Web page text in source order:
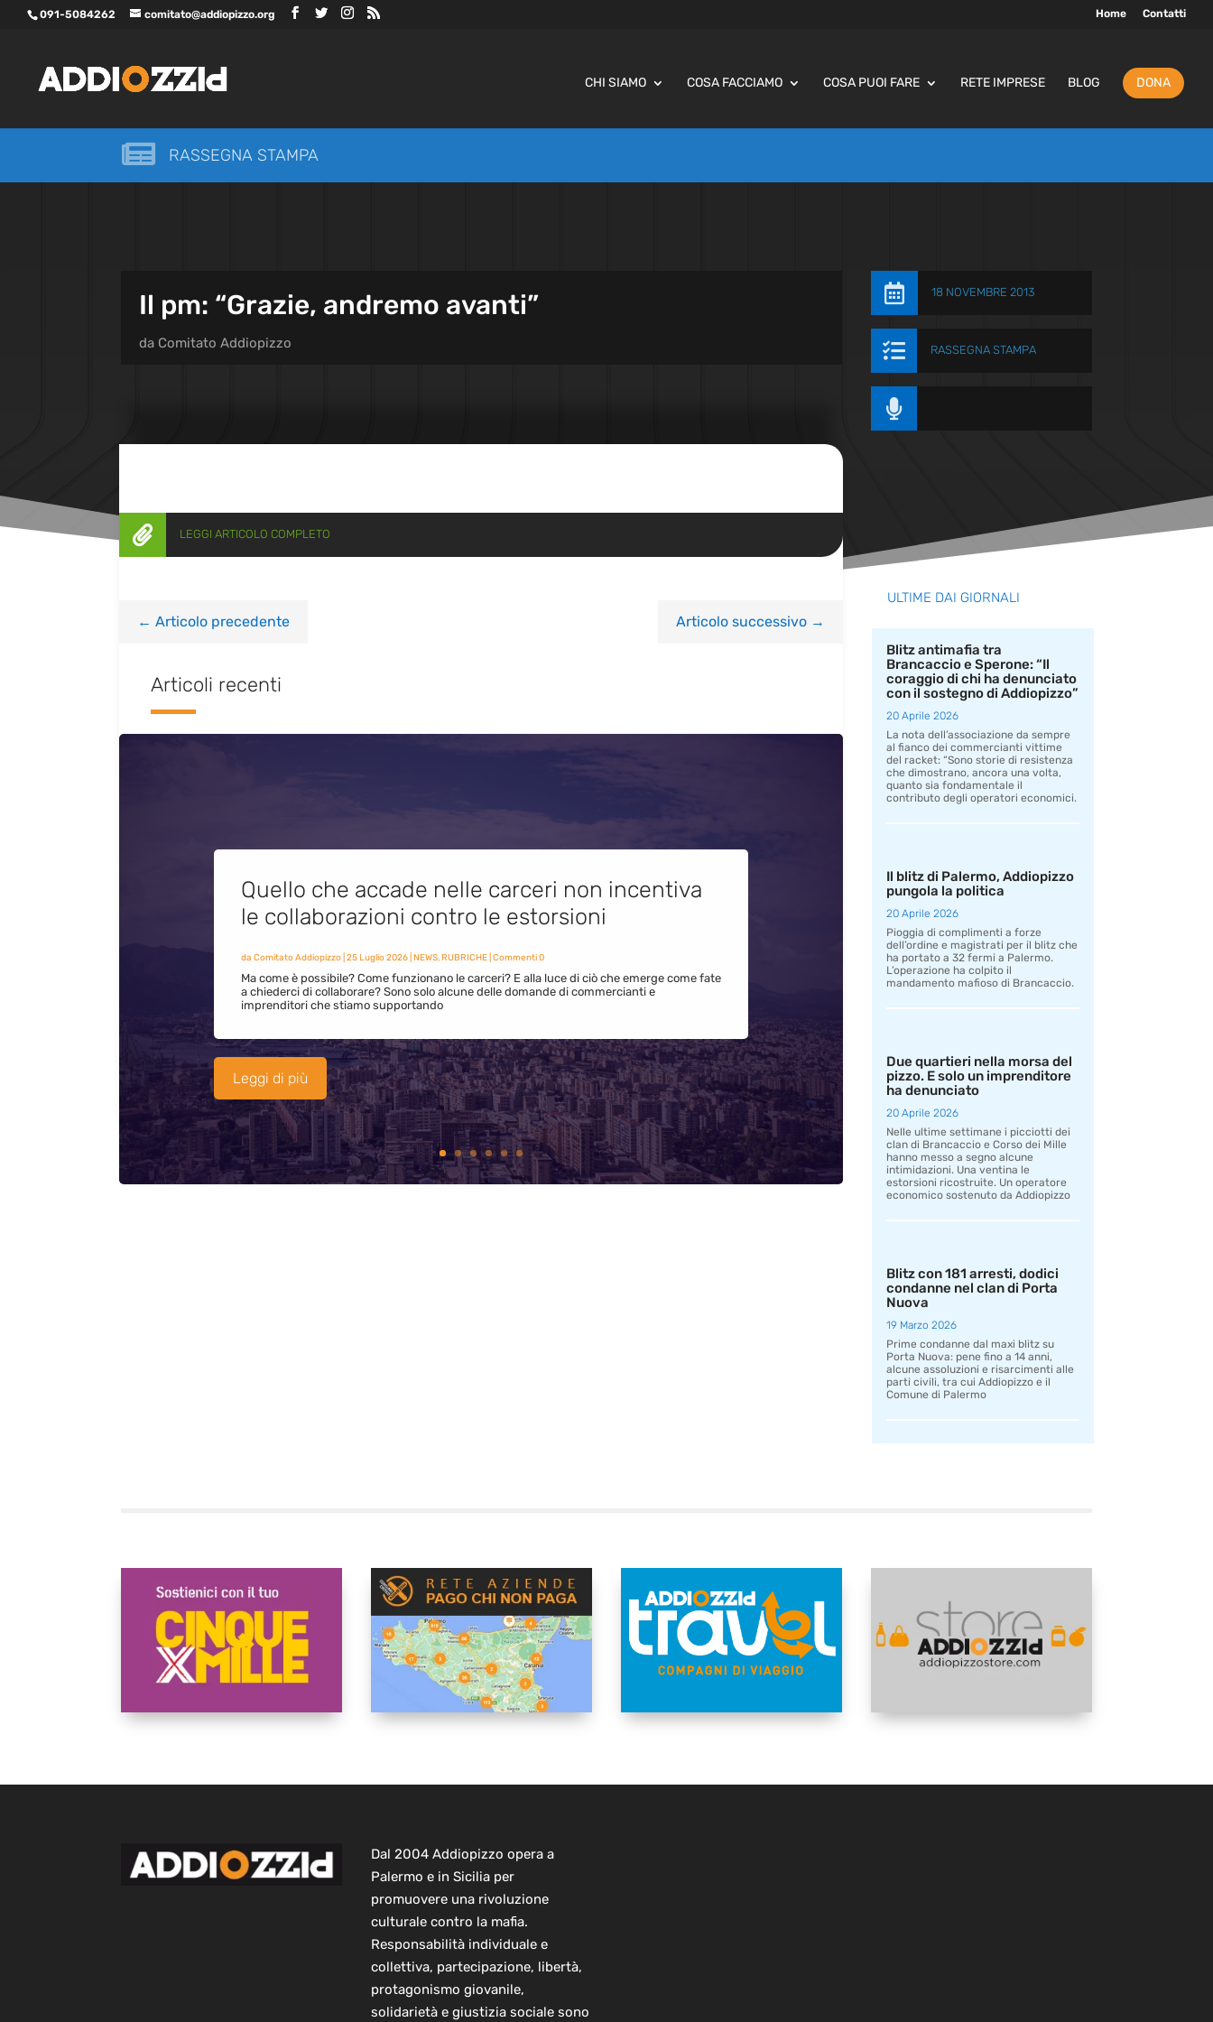
091-5084262 comitato@addiopizzo.org Home Contatti
CHI SIAMO COSA FACCIAMO COSA PUOI FARE RETE IMPRESE BLOG DONA
 RASSEGNA STAMPA
Il pm: “Grazie, andremo avanti”
da Comitato Addiopizzo
 18 NOVEMBRE 2013
 RASSEGNA STAMPA

 LEGGI ARTICOLO COMPLETO
← Articolo precedente Articolo successivo→
Articoli recenti
Quello che accade nelle carceri non incentiva
le collaborazioni contro le estorsioni
da Comitato Addiopizzo| 25 Luglio 2026| NEWS,RUBRICHE| Commenti 0
Ma come è possibile? Come funzionano le carceri? E alla luce di ciò che emerge come fate
a chiederci di collaborare? Sono solo alcune delle domande di commercianti e
imprenditori che stiamo supportando
Leggi di più
ULTIME DAI GIORNALI
Blitz antimafia tra
Brancaccio e Sperone: “Il
coraggio di chi ha denunciato
con il sostegno di Addiopizzo”
20 Aprile 2026
La nota dell’associazione da sempre
al fianco dei commercianti vittime
del racket: “Sono storie di resistenza
che dimostrano, ancora una volta,
quanto sia fondamentale il
contributo degli operatori economici.
Il blitz di Palermo, Addiopizzo
pungola la politica
20 Aprile 2026
Pioggia di complimenti a forze
dell’ordine e magistrati per il blitz che
ha portato a 32 fermi a Palermo.
L’operazione ha colpito il
mandamento mafioso di Brancaccio.
Due quartieri nella morsa del
pizzo. E solo un imprenditore
ha denunciato
20 Aprile 2026
Nelle ultime settimane i picciotti dei
clan di Brancaccio e Corso dei Mille
hanno messo a segno alcune
intimidazioni. Una ventina le
estorsioni ricostruite. Un operatore
economico sostenuto da Addiopizzo
Blitz con 181 arresti, dodici
condanne nel clan di Porta
Nuova
19 Marzo 2026
Prime condanne dal maxi blitz su
Porta Nuova: pene fino a 14 anni,
alcune assoluzioni e risarcimenti alle
parti civili, tra cui Addiopizzo e il
Comune di Palermo
Dal 2004 Addiopizzo opera a
Palermo e in Sicilia per
promuovere una rivoluzione
culturale contro la mafia.
Responsabilità individuale e
collettiva, partecipazione, libertà,
protagonismo giovanile,
solidarietà e giustizia sociale sono